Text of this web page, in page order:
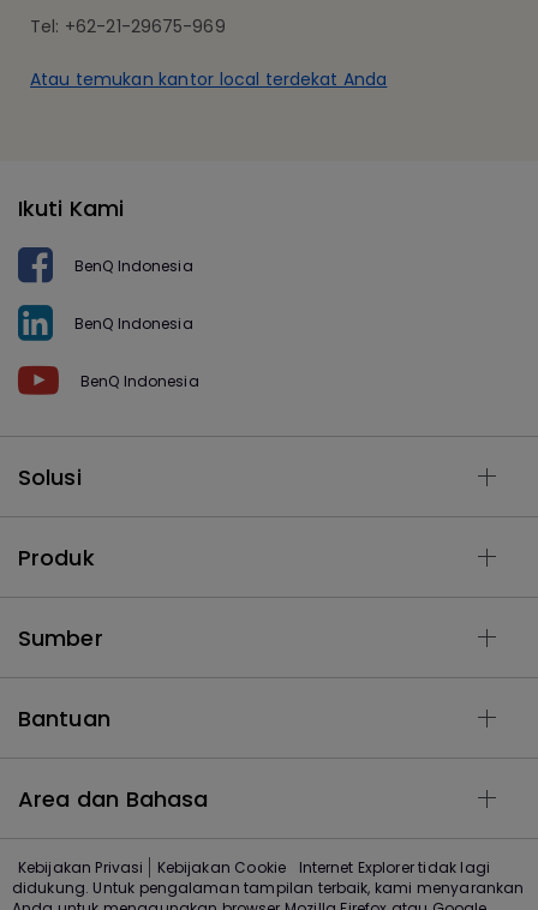
Tel: +62-21-29675-969
Atau temukan kantor local terdekat Anda
Ikuti Kami
BenQ Indonesia
BenQ Indonesia
BenQ Indonesia
Solusi
Produk
Sumber
Bantuan
Area dan Bahasa
Kebijakan Privasi Kebijakan Cookie
Internet Explorer tidak lagi
didukung. Untuk pengalaman tampilan terbaik, kami menyarankan